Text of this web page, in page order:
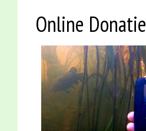
Online Donatie